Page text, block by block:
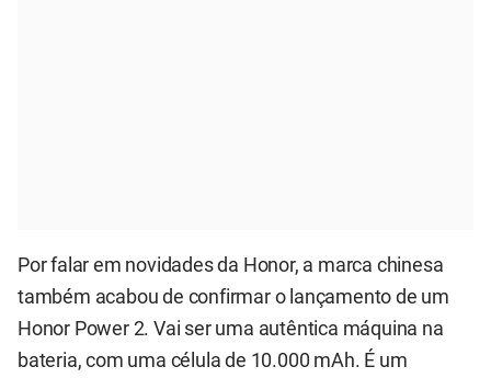
Por falar em novidades da Honor, a marca chinesa
também acabou de confirmar o lançamento de um
Honor Power 2. Vai ser uma autêntica máquina na
bateria, com uma célula de 10.000 mAh. É um